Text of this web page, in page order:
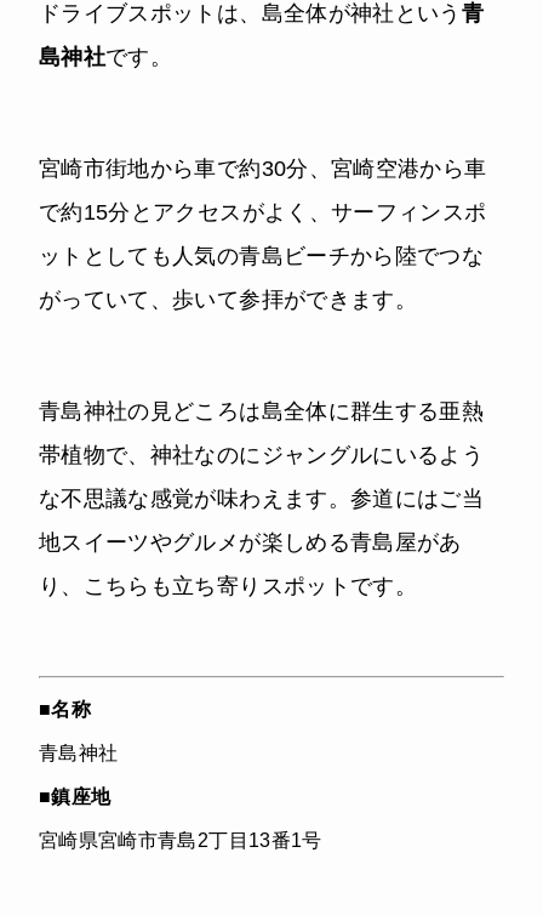
ドライブスポットは、島全体が神社という 青
島神社です。
宮崎市街地から車で約30分、宮崎空港から車
で約15分とアクセスがよく、サーフィンスポ
ットとしても人気の青島ビーチから陸でつな
がっていて、歩いて参拝ができます。
青島神社の見どころは島全体に群生する亜熱
帯植物で、神社なのにジャングルにいるよう
な不思議な感覚が味わえます。参道にはご当
地スイーツやグルメが楽しめる青島屋があ
り、こちらも立ち寄りスポットです。
■名称
青島神社
■鎮座地
宮崎県宮崎市青島2丁目13番1号